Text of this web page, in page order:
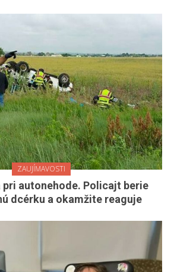
ZAUJÍMAVOSTI
pri autonehode. Policajt berie
dcérku a okamžite reaguje